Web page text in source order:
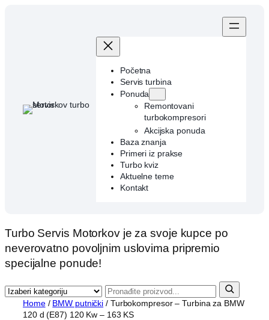
Početna
Servis turbina
Ponuda
Remontovani
turbokompresori
Akcijska ponuda
Baza znanja
Primeri iz prakse
Turbo kviz
Aktuelne teme
Kontakt
Turbo Servis Motorkov je za svoje kupce po
neverovatno povoljnim uslovima pripremio
specijalne ponude!
Home/ BMW putnički / Turbokompresor – Turbina za BMW
120 d (E87) 120 Kw – 163 KS